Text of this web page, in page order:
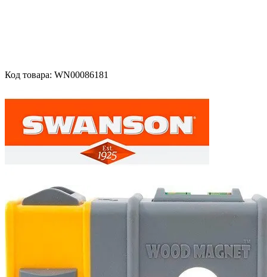
Код товара: WN00086181